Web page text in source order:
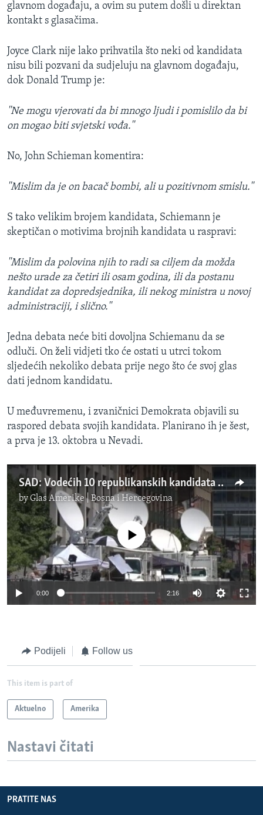
glavnom događaju, a ovim su putem došli u direktan
kontakt s glasačima.
Joyce Clark nije lako prihvatila što neki od kandidata
nisu bili pozvani da sudjeluju na glavnom događaju,
dok Donald Trump je:
''Ne mogu vjerovati da bi mnogo ljudi i pomislilo da bi
on mogao biti svjetski vođa.''
No, John Schieman komentira:
''Mislim da je on bacač bombi, ali u pozitivnom smislu.''
S tako velikim brojem kandidata, Schiemann je
skeptičan o motivima brojnih kandidata u raspravi:
''Mislim da polovina njih to radi sa ciljem da možda
nešto urade za četiri ili osam godina, ili da postanu
kandidat za dopredsjednika, ili nekog ministra u novoj
administraciji, i slično.''
Jedna debata neće biti dovoljna Schiemanu da se
odluči. On želi vidjeti tko će ostati u utrci tokom
sljedećih nekoliko debata prije nego što će svoj glas
dati jednom kandidatu.
U međuvremenu, i zvaničnici Demokrata objavili su
raspored debata svojih kandidata. Planirano ih je šest,
a prva je 13. oktobra u Nevadi.
SAD: Vodećih 10 republikanskih kandidata za predsjednika održalo prvu debatu
byGlas Amerike | Bosna i Hercegovina
No media source currently available
0:00 2:16
Podijeli Follow us
This item is part of
Aktuelno Amerika
Nastavi čitati
PRATITE NAS